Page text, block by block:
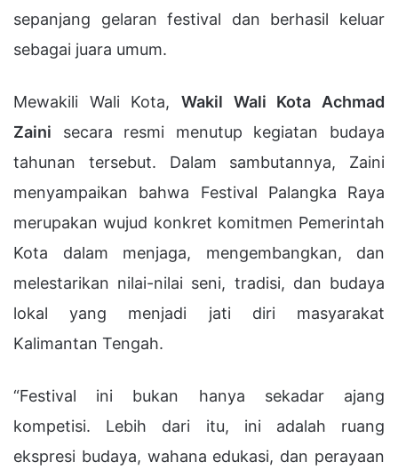
sepanjang gelaran festival dan berhasil keluar
sebagai juara umum.
Mewakili Wali Kota, Wakil Wali Kota Achmad
Zaini secara resmi menutup kegiatan budaya
tahunan tersebut. Dalam sambutannya, Zaini
menyampaikan bahwa Festival Palangka Raya
merupakan wujud konkret komitmen Pemerintah
Kota dalam menjaga, mengembangkan, dan
melestarikan nilai-nilai seni, tradisi, dan budaya
lokal yang menjadi jati diri masyarakat
Kalimantan Tengah.
“Festival ini bukan hanya sekadar ajang
kompetisi. Lebih dari itu, ini adalah ruang
ekspresi budaya, wahana edukasi, dan perayaan